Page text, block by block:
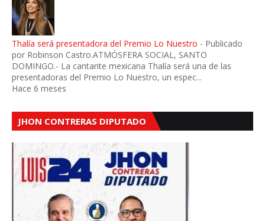
Thalía será presentadora del Premio Lo Nuestro - Publicado
por Robinson Castro.ATMÓSFERA SOCIAL, SANTO
DOMINGO.- La cantante mexicana Thalía será una de las
presentadoras del Premio Lo Nuestro, un espec...
Hace 6 meses
JHON CONTRERAS DIPUTADO